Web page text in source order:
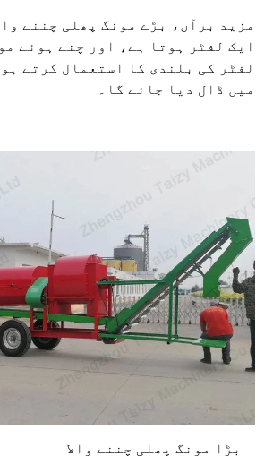
مزید برآں، بڑے مونگ پھلی چننے
ایک لفٹر ہوتا ہے، اور چنے ہوئے
لفٹر کی بلندی کا استعمال کرتے
میں ڈال دیا جائے گا۔
بڑا مونگ پھلی چننے والا